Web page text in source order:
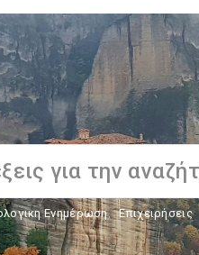
Ενημέρωση, Επιχειρήσεις